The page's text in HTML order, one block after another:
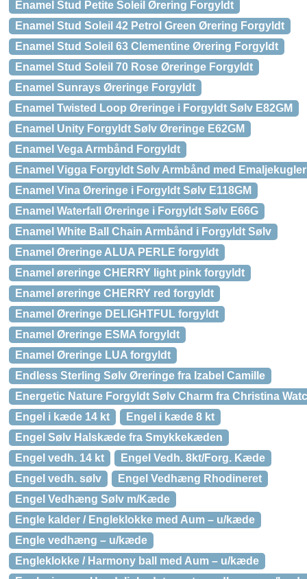
Enamel Stud Petite Soleil Ørering Forgyldt
Enamel Stud Soleil 42 Petrol Green Ørering Forgyldt
Enamel Stud Soleil 63 Clementine Ørering Forgyldt
Enamel Stud Soleil 70 Rose Øreringe Forgyldt
Enamel Sunrays Øreringe Forgyldt
Enamel Twisted Loop Øreringe i Forgyldt Sølv E82GM
Enamel Unity Forgyldt Sølv Øreringe E62GM
Enamel Vega Armbånd Forgyldt
Enamel Vigga Forgyldt Sølv Armbånd med Emaljekugler
Enamel Vina Øreringe i Forgyldt Sølv E118GM
Enamel Waterfall Øreringe i Forgyldt Sølv E66G
Enamel White Ball Chain Armbånd i Forgyldt Sølv
Enamel Øreringe ALUA PERLE forgyldt
Enamel øreringe CHERRY light pink forgyldt
Enamel øreringe CHERRY red forgyldt
Enamel Øreringe DELIGHTFUL forgyldt
Enamel Øreringe ESMA forgyldt
Enamel Øreringe LUA forgyldt
Endless Sterling Sølv Øreringe fra Izabel Camille
Energetic Nature Forgyldt Sølv Charm fra Christina
Engel i kæde 14 kt
Engel i kæde 8 kt
Engel Sølv Halskæde fra Smykkekæden
Engel vedh. 14 kt
Engel Vedh. 8kt/Forg. Kæde
Engel vedh. sølv
Engel Vedhæng Rhodineret
Engel Vedhæng Sølv m/Kæde
Engle kalder / Engleklokke med Aum – u/kæde
Engle vedhæng – u/kæde
Engleklokke / Harmony ball med Aum – u/kæde